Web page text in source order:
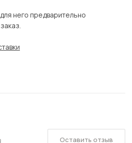
него предварительно
Оставить отзыв